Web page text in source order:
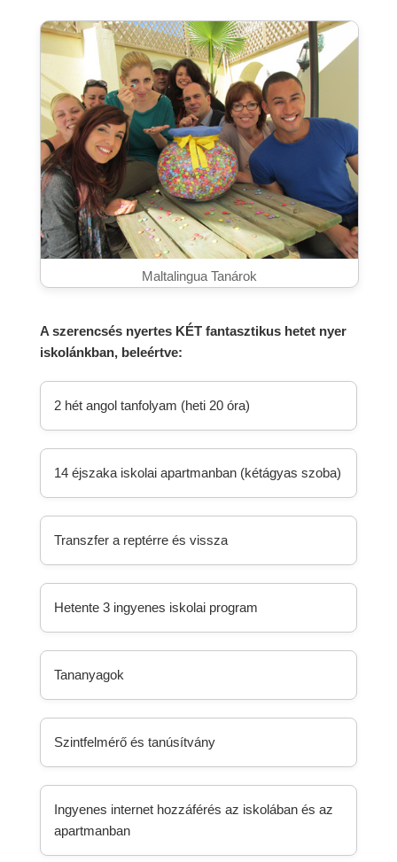
Maltalingua Tanárok
A szerencsés nyertes KÉT fantasztikus hetet nyer
iskolánkban, beleértve:
2 hét angol tanfolyam (heti 20 óra)
14 éjszaka iskolai apartmanban (kétágyas szoba)
Transzfer a reptérre és vissza
Hetente 3 ingyenes iskolai program
Tananyagok
Szintfelmérő és tanúsítvány
Ingyenes internet hozzáférés az iskolában és az
apartmanban